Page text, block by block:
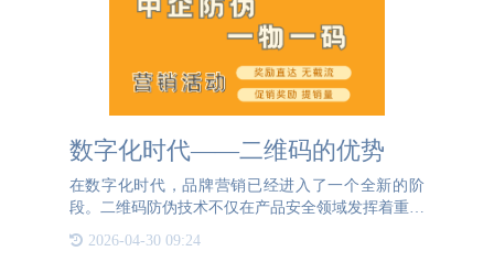
数字化时代——二维码的优势
在数字化时代，品牌营销已经进入了一个全新的阶
段。二维码防伪技术不仅在产品安全领域发挥着重要
作用，更在营销推广中成为了一个创新工具。通过将
二维码与产品防伪结合，企业不仅能够保护自己的品
2026-04-30 09:24